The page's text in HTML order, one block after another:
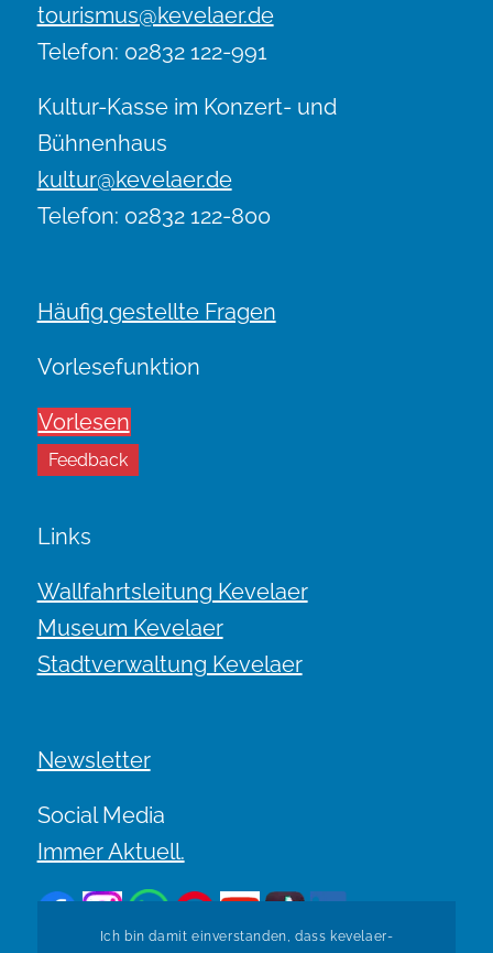
tourismus@kevelaer.de
Telefon: 02832 122-991
Kultur-Kasse im Konzert- und
Bühnenhaus
kultur@kevelaer.de
Telefon: 02832 122-800
Häufig gestellte Fragen
Vorlesefunktion
Vorlesen
Feedback
Links
Wallfahrtsleitung Kevelaer
Museum Kevelaer
Stadtverwaltung Kevelaer
Newsletter
Social Media
Immer Aktuell.
Ich bin damit einverstanden, dass kevelaer-